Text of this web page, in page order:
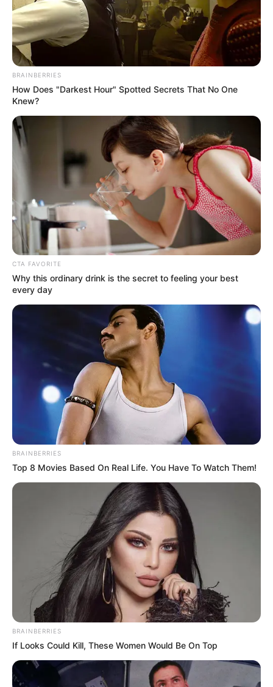
Наталья Кобзар
Поделиться:
Теги:наступление наступление на волчанск
настуление на харьков
Why this ordinary drink is the secret to feeling
your best every day
CTA Favorite
Why this ordinary drink is the secret to feeling